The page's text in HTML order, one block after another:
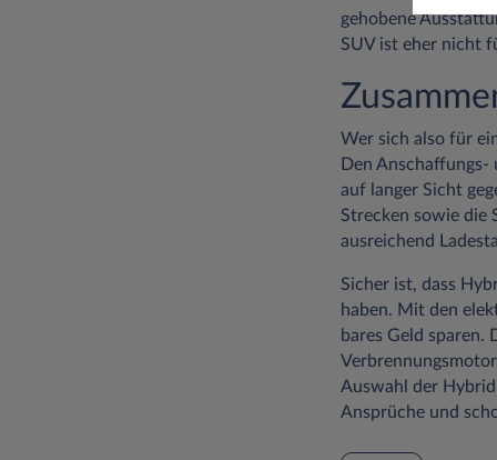
gehobene
SUV ist eher nicht
Wer sich also für
Den
auf langer Sicht
Strecken sowie die
ausreichend
Sicher ist, dass
haben. Mit den
bares Geld sparen.
Auswahl der
Ansprüche und